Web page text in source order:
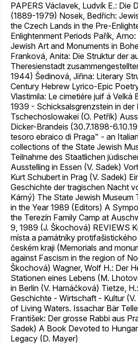
PAPERS Václavek, Ludvík E.: Die
(1889-1979) Nosek, Bedřich:
the Czech Lands in the Pre-
Enlightenment Periods Pařík,
Jewish Art and Monuments in
Franková, Anita: Die Struktur der
Theresienstadt
1944) Šedinová, Jiřina: Literary
Century Hebrew Lyrico-Epic
Vlastimila: Le cimetiére juif á Velká
1939 - Schicksalsgrenzstein in der
Tschechoslowakei (O. Petřík)
Dicker-Brandeis (30.7.1898-
tesoro ebraico di Praga" - an
collections of the State Jewish
Teilnahme des Staatlichen
Ausstelling in Essen (V. Sadek)
Kurt Schubert in Prag (V. Sadek)
Geschichte der tragischen Nacht
Kárný) The State Jewish Museum
in the Year 1989 (Editors) A
the Terezín Family Camp at
9, 1989 (J. Škochová) REVIEWS
místa a památníky
českém kraji (Memorials and
against Fascism in the region of
Škochová) Wagner, Wolf H.: Der
Stationen eines Lebens (M.
in Berlin (V. Hamáčková) Tietze,
Geschichte - Wirtschaft - Kultur
of Living Waters. Issachar Bär
František: Der grosse Rabbi aus
Sadek) A Book Devoted to
Legacy (D. Mayer)